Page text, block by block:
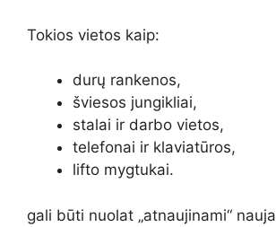
Tokios vietos kaip:
durų rankenos,
šviesos jungikliai,
stalai ir darbo vietos,
telefonai ir klaviatūros,
lifto mygtukai.
gali būti nuolat „atnaujinami“